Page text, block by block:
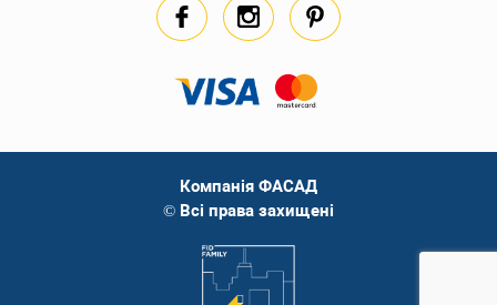
Компанія ФАСАД
© Всі права захищені